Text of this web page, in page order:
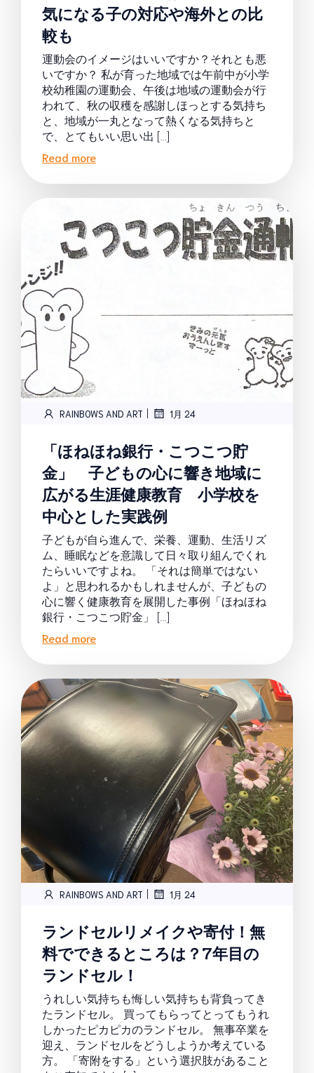
気になる子の対応や海外との比
較も
運動会のイメージはいいですか？それとも悪
いですか？ 私が育った地域では午前中が小学
校幼稚園の運動会、午後は地域の運動会が行
われて、秋の収穫を感謝しほっとする気持ち
と、地域が一丸となって熱くなる気持ちと
で、とてもいい思い出 […]
Read more
RAINBOWS AND ART | 1月 24
「ほねほね銀行・こつこつ貯
金」 子どもの心に響き地域に
広がる生涯健康教育 小学校を
中心とした実践例
子どもが自ら進んで、栄養、運動、生活リズ
ム、睡眠などを意識して日々取り組んでくれ
たらいいですよね。 「それは簡単ではない
よ」と思われるかもしれませんが、子どもの
心に響く健康教育を展開した事例「ほねほね
銀行・こつこつ貯金」 […]
Read more
RAINBOWS AND ART | 1月 24
ランドセルリメイクや寄付！無
料でできるところは？7年目の
ランドセル！
うれしい気持ちも悔しい気持ちも背負ってき
たランドセル。 買ってもらってとってもうれ
しかったピカピカのランドセル。 無事卒業を
迎え、ランドセルをどうしようか考えている
方。 「寄附をする」という選択肢があること